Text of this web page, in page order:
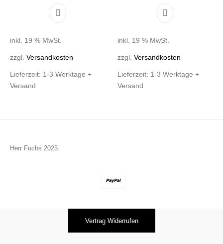
inkl. 19 % MwSt.
zzgl.Versandkosten
Lieferzeit: 1-3 Werktage +
Versand
inkl. 19 % MwSt.
zzgl. Versandkosten
Lieferzeit: 1-3 Werktage +
Versand
Herr Fuchs 2025
Vertrag Widerrufen